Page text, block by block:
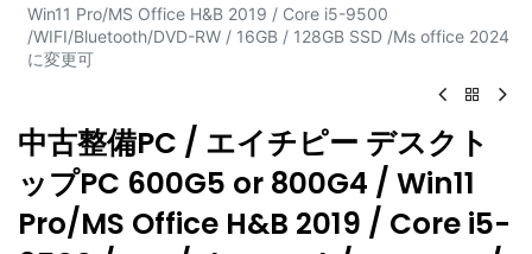
Win11 Pro/MS Office H&B 2019 / Core i5-9500
/WIFI/Bluetooth/DVD-RW / 16GB / 128GB SSD /Ms office 2024
に変更可
中古整備PC / エイチピー デスクト
ップPC 600G5 or 800G4 / Win11
Pro/MS Office H&B 2019 / Core i5-